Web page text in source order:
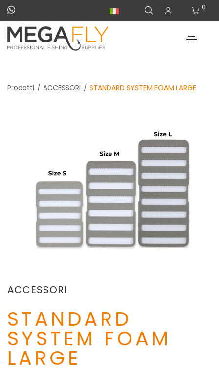
0
Prodotti ACCESSORI STANDARD SYSTEM FOAM LARGE
ACCESSORI
STANDARD
SYSTEM FOAM
LARGE